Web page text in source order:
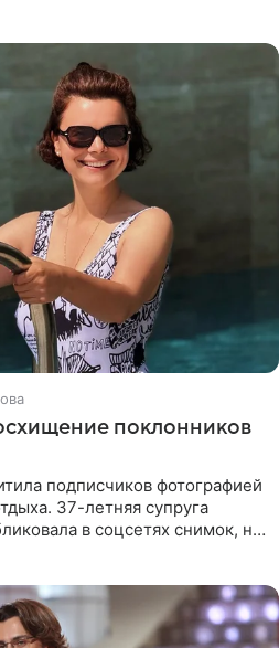
поклонников
подписчиков фотографией
37-летняя супруга
в соцсетях снимок, на